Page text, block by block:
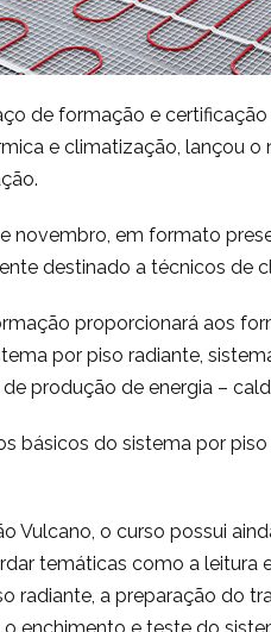
de formação e
e climatização, lançou o
novembro, em formato
destinado a técnicos de
proporcionará aos
por piso radiante,
produção de energia –
básicos do sistema por
Vulcano, o curso possui
temáticas como a leitura
radiante, a preparação do